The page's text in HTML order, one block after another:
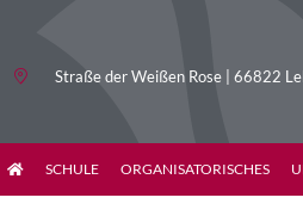
Straße der Weißen Rose | 66822
SCHULE ORGANISATORISCHES